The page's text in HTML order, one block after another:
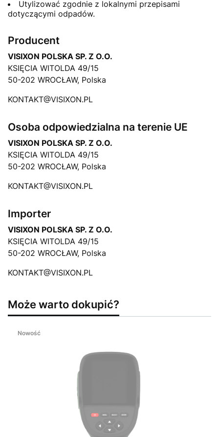
Utylizować zgodnie z lokalnymi przepisami
dotyczącymi odpadów.
Producent
VISIXON POLSKA SP. Z O.O.
KSIĘCIA WITOLDA 49/15
50-202 WROCŁAW, Polska
KONTAKT@VISIXON.PL
Osoba odpowiedzialna na terenie UE
VISIXON POLSKA SP. Z O.O.
KSIĘCIA WITOLDA 49/15
50-202 WROCŁAW, Polska
KONTAKT@VISIXON.PL
Importer
VISIXON POLSKA SP. Z O.O.
KSIĘCIA WITOLDA 49/15
50-202 WROCŁAW, Polska
KONTAKT@VISIXON.PL
Może warto dokupić?
Nowość